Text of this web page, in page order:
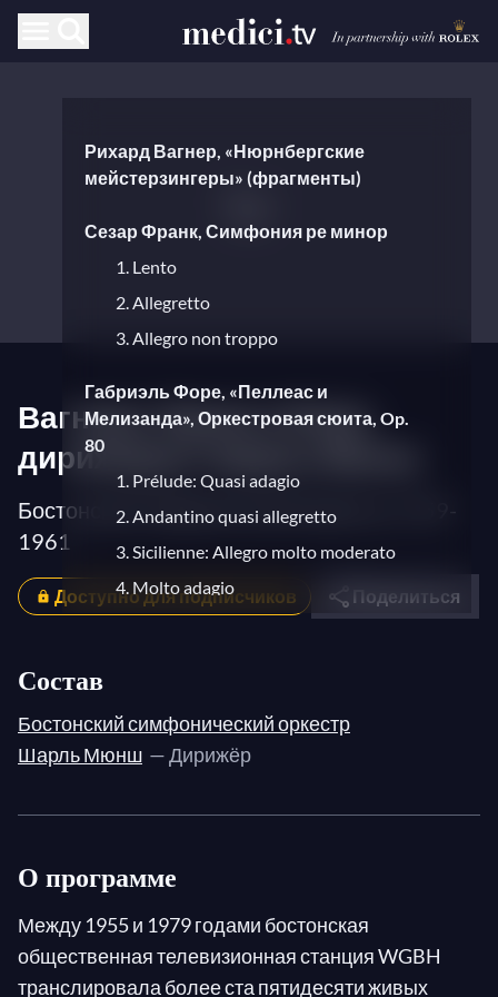
Рихард Вагнер, «Нюрнбергские
мейстерзингеры» (фрагменты)
Сезар Франк, Симфония ре минор
1. Lento
2. Allegretto
3. Allegro non troppo
Габриэль Форе, «Пеллеас и
Мелизанда», Оркестровая сюита, Op.
80
1. Prélude: Quasi adagio
2. Andantino quasi allegretto
3. Sicilienne: Allegro molto moderato
4. Molto adagio
Вагнера, Франк и Форе,
дирижирует Шарль Мюнш
Бостонский симфонический оркестр, 1959-
1961
Доступно для подписчиков Поделиться
Состав
Бостонский симфонический оркестр
Шарль Мюнш — Дирижёр
О программе
Между 1955 и 1979 годами бостонская
общественная телевизионная станция WGBH
транслировала более ста пятидесяти живых